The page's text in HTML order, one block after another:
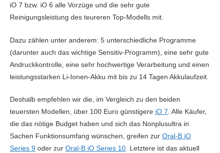
249.79€ |
259.99€ |
Amazon.de »
Saturn.de »
Preisvergleich
103.63€ |
105.26€ |
Cyberport.de »
Cyberport.de »
Preisvergleich
Amazon.de »
197.99€ |
Saturn.de »
Amazon.de »
65.77€ |
Amazon.de »
Preisvergleich
Vergleichen Vergleichen
iO 7 bzw. iO 6 alle Vorzüge und die sehr gute
Reinigungsleistung des teureren Top-Modells mit.
Dazu zählen unter anderem: 5 unterschiedliche Programme
(darunter auch das wichtige Sensitiv-Programm), eine sehr gute
Andruckkontrolle, eine sehr hochwertige Verarbeitung und einen
leistungsstarken Li-Ionen-Akku mit bis zu 14 Tagen Akkulaufzeit.
Deshalb empfehlen wir die, im Vergleich zu den beiden
teuersten Modellen, über 100 Euro günstigere iO 7 . Alle Käufer,
die das nötige Budget haben und sich das Nonplusultra in
Sachen Funktionsumfang wünschen, greifen zur Oral-B iO
Series 9 oder zur Oral-B iO Series 10 . Letztere ist das aktuell